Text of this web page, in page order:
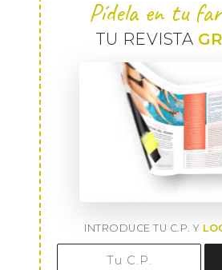
Pídela en tu
TU REVISTA
INTRODUCE TU C.P. Y